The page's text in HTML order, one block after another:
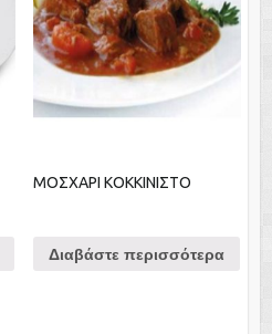
ΜΟΣΧΑΡΙ ΚΟΚΚΙΝΙΣΤΟ
Διαβάστε περισσότερα